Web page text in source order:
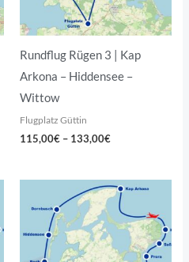
Rundflug Rügen 3 | Kap
Arkona – Hiddensee –
Wittow
Flugplatz Güttin
115,00€ – 133,00€
Preisspanne:
189,00€
bis
218,00€